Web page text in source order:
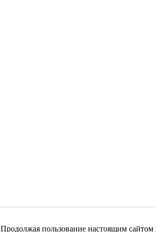
Продолжая пользование настоящим